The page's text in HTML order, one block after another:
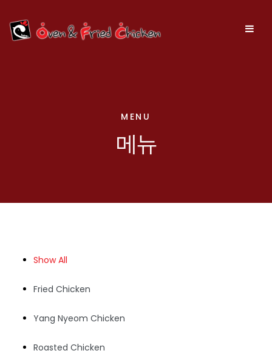
MENU
메뉴
Show All
Fried Chicken
Yang Nyeom Chicken
Roasted Chicken